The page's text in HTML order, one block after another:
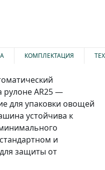
КОМПЛЕКТАЦИЯ
рулоне AR25 —
для упаковки овощей
устойчива к
и
защиты от